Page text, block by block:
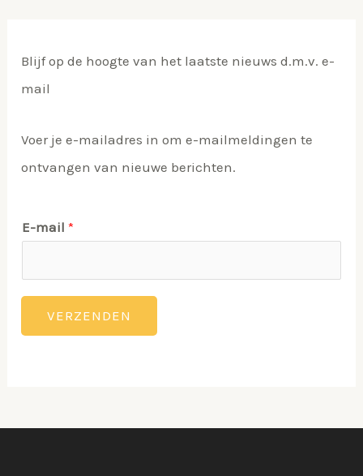
Blijf op de hoogte van het laatste nieuws d.m.v. e-
mail
Voer je e-mailadres in om e-mailmeldingen te
ontvangen van nieuwe berichten.
E-mail*
VERZENDEN